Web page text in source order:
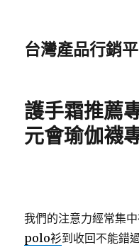
台灣產品行銷
護手霜推薦
元會瑜伽襪
我們的注意力經常集
polo衫到收回不能錯